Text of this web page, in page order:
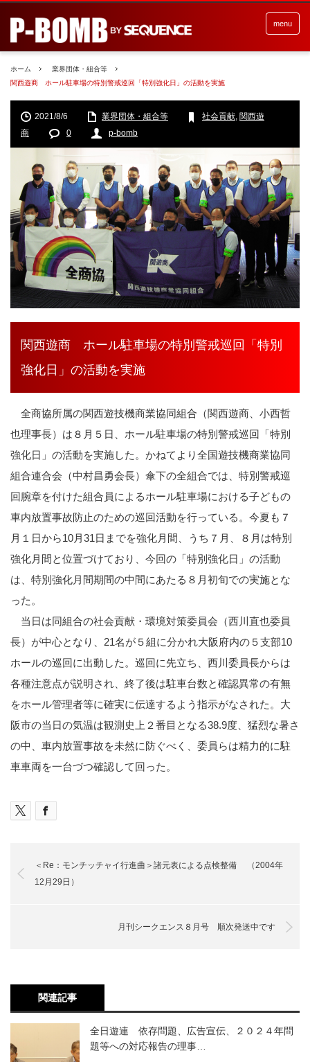
menu
ホーム
業界団体・組合等
関西遊商 ホール駐車場の特別警戒巡回「特別強化日」の活動を実施
2021/8/6 業界団体・組合等 社会貢献, 関西遊
商
0 p-bomb
関西遊商 ホール駐車場の特別警戒巡回「特別
強化日」の活動を実施
全商協所属の関西遊技機商業協同組合（関西遊商、小西哲
也理事長）は８月５日、ホール駐車場の特別警戒巡回「特別
強化日」の活動を実施した。かねてより全国遊技機商業協同
組合連合会（中村昌勇会長）傘下の全組合では、特別警戒巡
回腕章を付けた組合員によるホール駐車場における子どもの
車内放置事故防止のための巡回活動を行っている。今夏も７
月１日から10月31日までを強化月間、うち７月、８月は特別
強化月間と位置づけており、今回の「特別強化日」の活動
は、特別強化月間期間の中間にあたる８月初旬での実施とな
った。
当日は同組合の社会貢献・環境対策委員会（西川直也委員
長）が中心となり、21名が５組に分かれ大阪府内の５支部10
ホールの巡回に出動した。巡回に先立ち、西川委員長からは
各種注意点が説明され、終了後は駐車台数と確認異常の有無
をホール管理者等に確実に伝達するよう指示がなされた。大
阪市の当日の気温は観測史上２番目となる38.9度、猛烈な暑さ
の中、車内放置事故を未然に防ぐべく、委員らは精力的に駐
車車両を一台づつ確認して回った。
＜Re：モンチッチャイ行進曲＞諸元表による点検整備 （2004年
12月29日）
月刊シークエンス８月号 順次発送中です
関連記事
全日遊連 依存問題、広告宣伝、２０２４年問
題等への対応報告の理事…